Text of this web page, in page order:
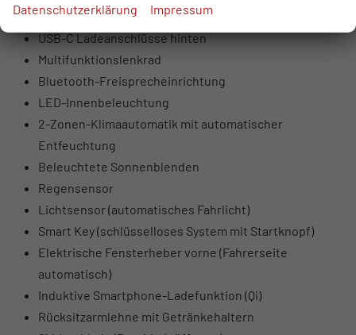
Laden)
USB-C Ladeanschlüsse hinten
Multifunktionslenkrad
Bluetooth-Freisprecheinrichtung
LED-Innenbeleuchtung
2-Zonen-Klimaautomatik mit automatischer
Entfeuchtung
Beleuchtete Sonnenblenden
Regensensor
Lichtsensor (automatisches Fahrlicht)
Smart Key (schlüsselloses System mit Startknopf)
Elektrische Fensterheber vorne (Fahrerseite
automatisch)
Induktive Smartphone-Ladefunktion (Qi)
Rücksitzarmlehne mit Getränkehaltern
Datenschutzerklärung Impressum